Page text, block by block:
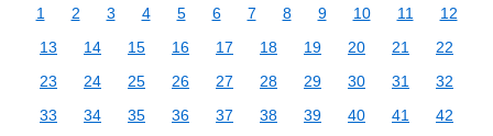
1 2 3 4 5 6 7 8 9 10 11
12
13
14 15 16 17 18 19 20 21
22
23
24 25 26 27 28 29 30 31
32
33
34 35 36 37 38 39 40 41
42